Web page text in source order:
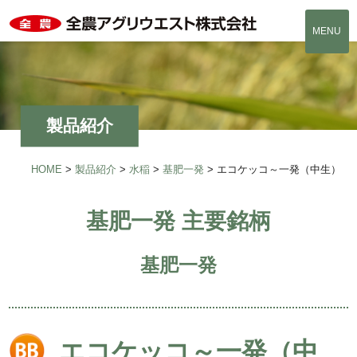
MENU
製品紹介
HOME > 製品紹介 > 水稲 > 基肥一発 > エコケッコ～一発（中生）
基肥一発 主要銘柄
基肥一発
エコケッコ～一発（中